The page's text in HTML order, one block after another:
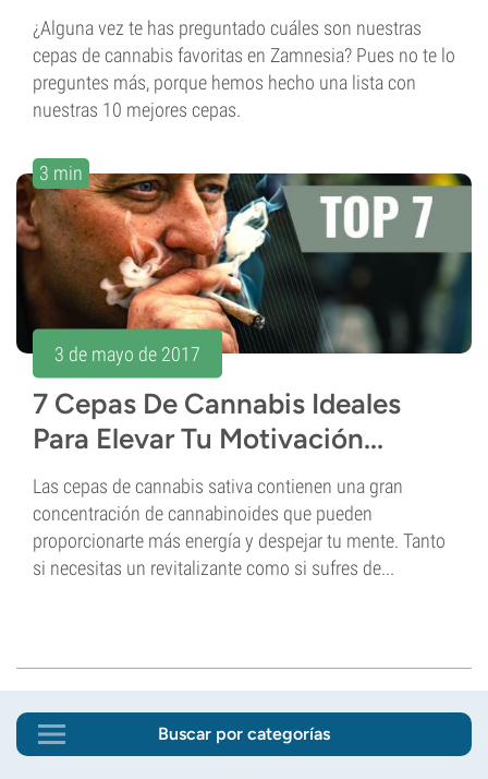
¿Alguna vez te has preguntado cuáles son nuestras
cepas de cannabis favoritas en Zamnesia? Pues no te lo
preguntes más, porque hemos hecho una lista con
nuestras 10 mejores cepas.
3 min
3 de mayo de 2017
7 Cepas De Cannabis Ideales
Para Elevar Tu Motivación...
Las cepas de cannabis sativa contienen una gran
concentración de cannabinoides que pueden
proporcionarte más energía y despejar tu mente. Tanto
si necesitas un revitalizante como si sufres de...
Buscar por categorías